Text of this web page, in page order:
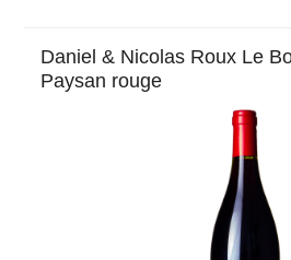
Daniel & Nicolas Roux Le
Paysan rouge